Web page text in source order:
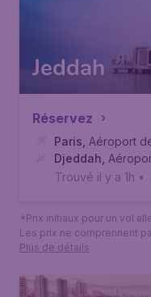
Jeddah
Réservez
Paris Aéroport
Djeddah
Trouvé il y a 1h •
*Prix initiaux pour un vol
Les prix ne comprennent
Plus de détails